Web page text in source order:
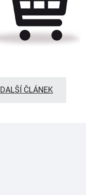
DALŠÍ ČLÁNEK